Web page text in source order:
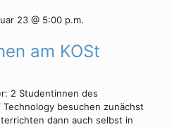
Shift +
23 @ 5:00 p.m.
am KOSt
2 Studentinnen des
besuchen zunächst
dann auch selbst in